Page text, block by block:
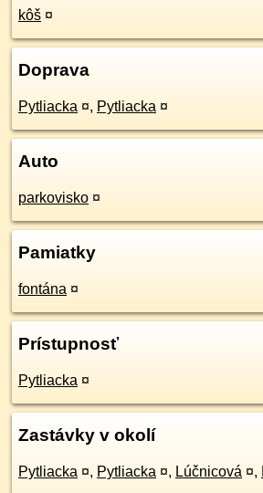
kôš ¤
Doprava
Pytliacka ¤, Pytliacka ¤
Auto
parkovisko ¤
Pamiatky
fontána ¤
Prístupnosť
Pytliacka ¤
Zastávky v okolí
Pytliacka ¤, Pytliacka ¤, Lúčnicová ¤,